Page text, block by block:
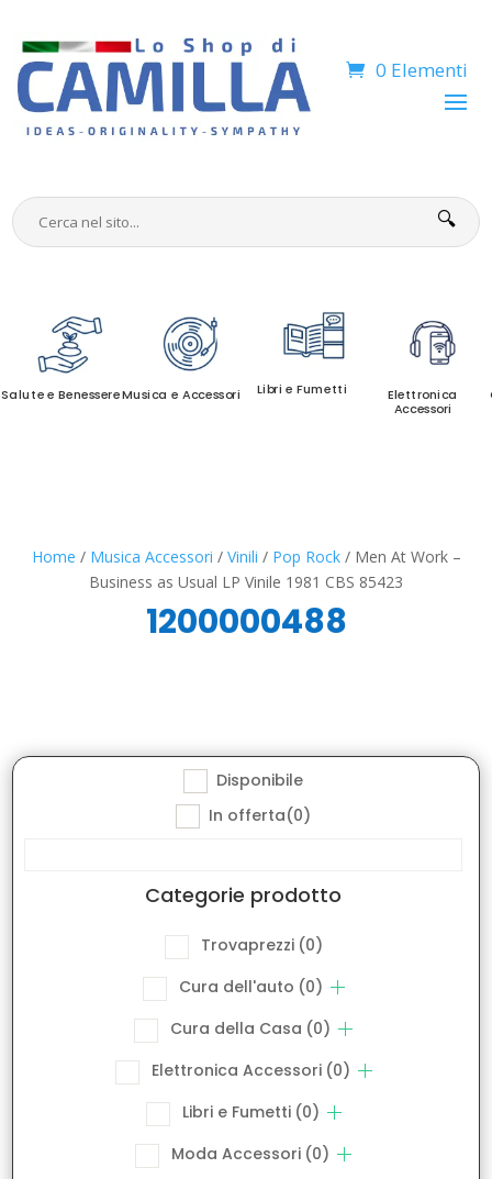
0 Elementi
🔍
Salute e BenessereMusica e Accessori Libri e Fumetti
Elettronica
Accessori
Home / Musica Accessori / Vinili / Pop Rock/ Men At Work –
Business as Usual LP Vinile 1981 CBS 85423
1200000488
Disponibile
In offerta(0)
Categorie prodotto
Trovaprezzi (0)
Cura dell'auto (0)
Cura della Casa (0)
Elettronica Accessori (0)
Libri e Fumetti (0)
Moda Accessori (0)